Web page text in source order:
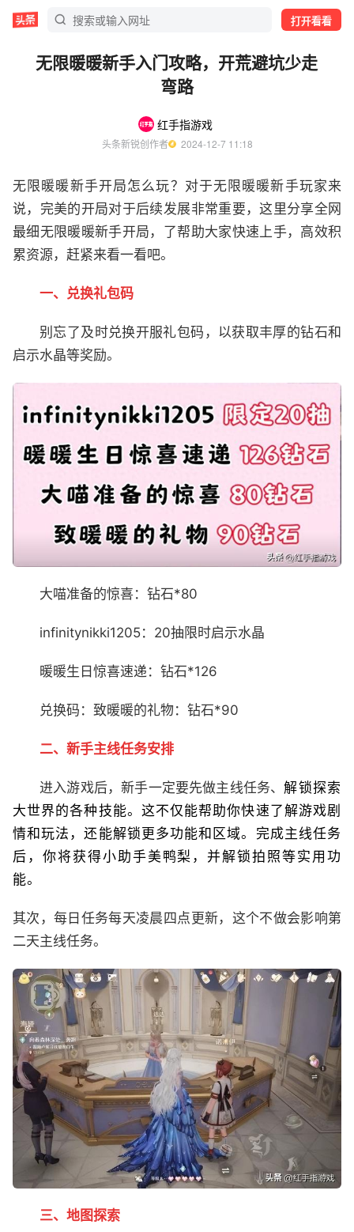
打开看看
无限暖暖新手入门攻略，开荒避坑少走
弯路
红手指游戏
头条新锐创作者
  2024-12-7 11:18
无限暖暖新手开局怎么玩？对于无限暖暖新手玩家来
说，完美的开局对于后续发展非常重要，这里分享全网
最细无限暖暖新手开局，了帮助大家快速上手，高效积
累资源，赶紧来看一看吧。
一、兑换礼包码
别忘了及时兑换开服礼包码，以获取丰厚的钻石和
启示水晶等奖励。
大喵准备的惊喜：钻石*80
infinitynikki1205：20抽限时启示水晶
暖暖生日惊喜速递：钻石*126
兑换码：致暖暖的礼物：钻石*90
二、新手主线任务安排
进入游戏后，新手一定要先做主线任务、解锁探索
大世界的各种技能。这不仅能帮助你快速了解游戏剧
情和玩法，还能解锁更多功能和区域。完成主线任务
后，你将获得小助手美鸭梨，并解锁拍照等实用功
能。
其次，每日任务每天凌晨四点更新，这个不做会影响第
二天主线任务。​
三、地图探索